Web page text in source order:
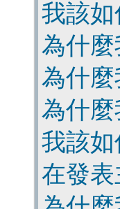
我該
為什
為什
為什
我該
在發